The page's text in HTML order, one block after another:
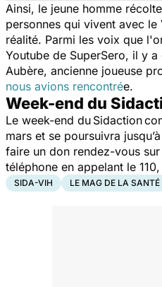
Ainsi, le jeune homme
personnes qui vivent avec
réalité. Parmi les voix que
Youtube de SuperSero, il y
Aubère, ancienne joueuse
nous avions rencontrée.
Week-end du
Le week-end du Sidaction
mars et se poursuivra
faire un don rendez-vous sur
téléphone en appelant le
SIDA-VIH LE MAG DE LA SANTÉ